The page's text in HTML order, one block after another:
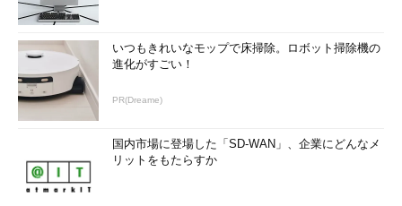
いつもきれいなモップで床掃除。ロボット掃除機の
進化がすごい！
PR(Dreame)
国内市場に登場した「SD-WAN」、企業にどんなメ
リットをもたらすか